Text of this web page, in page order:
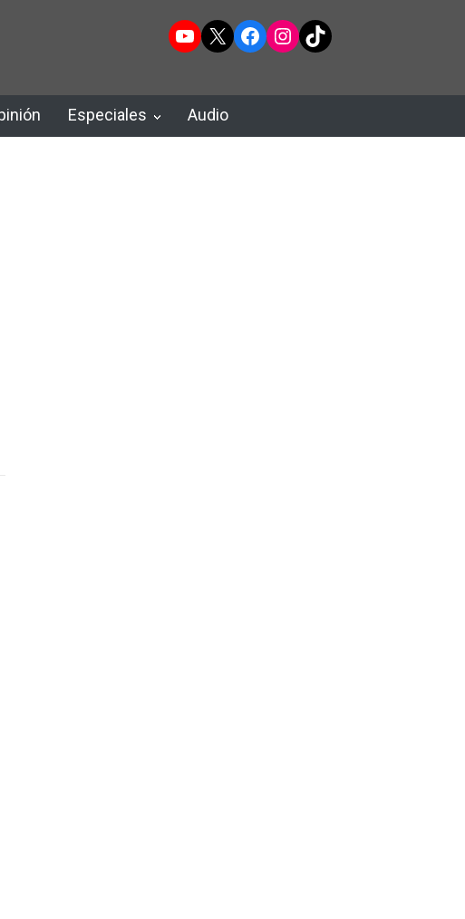
YouTube
X Facebook
Instagram
TikTok
Especiales Audio